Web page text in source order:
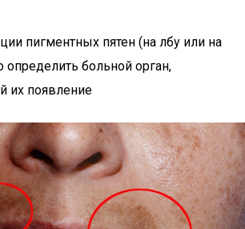
пигментных пятен (на лбу или на
больной орган,
их появление